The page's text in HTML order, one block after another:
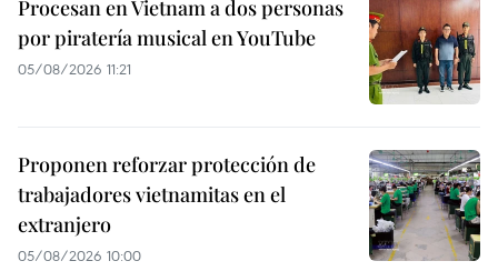
Procesan en Vietnam a dos personas
por piratería musical en YouTube
05/08/2026 11:21
Proponen reforzar protección de
trabajadores vietnamitas en el
extranjero
05/08/2026 10:00